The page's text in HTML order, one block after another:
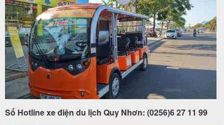
Số Hotline xe điện du lịch Quy Nhơn: (0256)6 27 11 99